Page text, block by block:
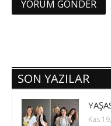
SON YAZILAR
Kas